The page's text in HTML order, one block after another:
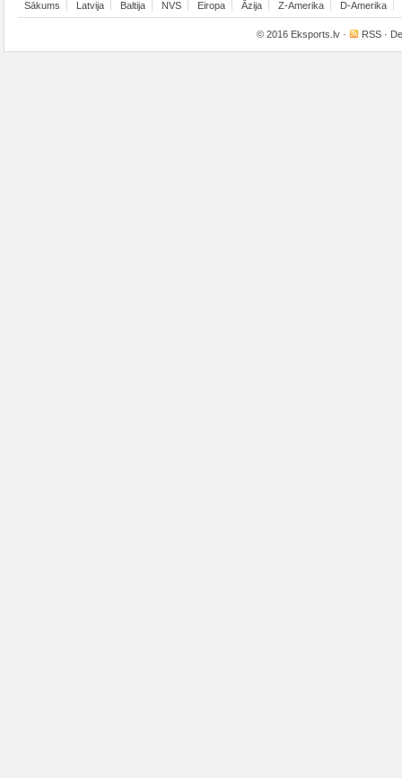
Sākums Latvija Baltija NVS Eiropa Āzija Z-Amerika D-Amerika
© 2016 Eksports.lv · RSS ·